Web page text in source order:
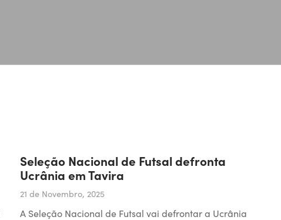
Seleção Nacional de Futsal defronta
Ucrânia em Tavira
21 de Novembro, 2025
A Seleção Nacional de Futsal vai defrontar a Ucrânia